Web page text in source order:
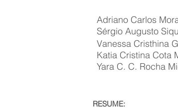
Adriano Carlos
Sérgio Augusto
Vanessa Cristhina
Katia Cristina Cota
Yara C. C. Rocha
RESUME: